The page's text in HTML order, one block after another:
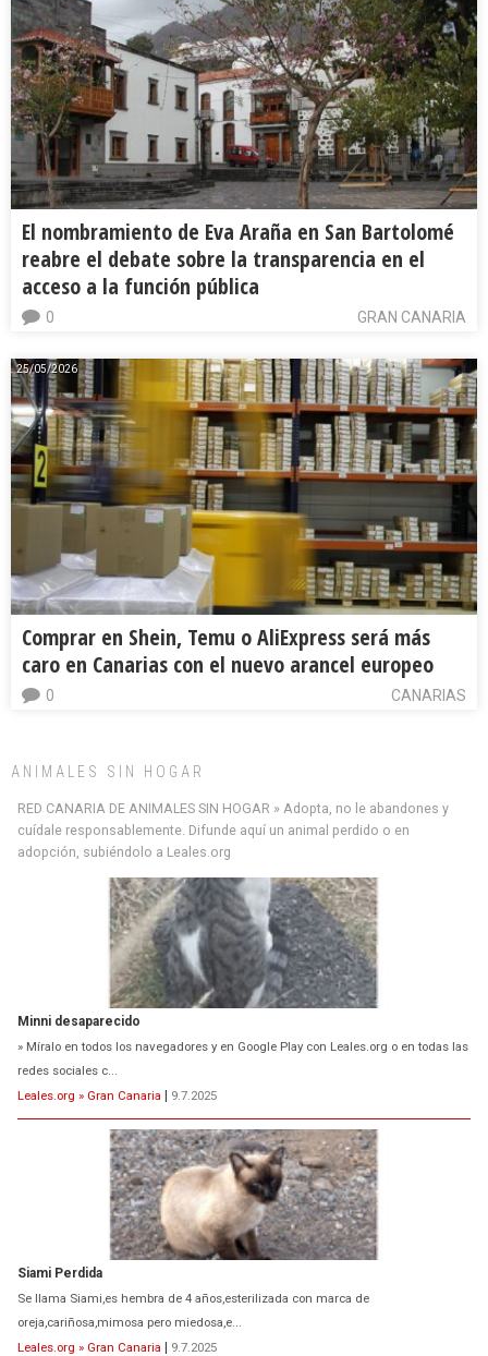
El nombramiento de Eva Araña en San Bartolomé
reabre el debate sobre la transparencia en el
acceso a la función pública
GRAN CANARIA
0
25/05/2026
Comprar en Shein, Temu o AliExpress será más
caro en Canarias con el nuevo arancel europeo
CANARIAS
0
ANIMALES SIN HOGAR
RED CANARIA DE ANIMALES SIN HOGAR » Adopta, no le abandones y
cuídale responsablemente. Difunde aquí un animal perdido o en
adopción, subiéndolo a Leales.org
Minni desaparecido
» Míralo en todos los navegadores y en Google Play con Leales.org o en todas las
redes sociales c...
Leales.org » Gran Canaria | 9.7.2025
Siami Perdida
Se llama Siami,es hembra de 4 años,esterilizada con marca de
oreja,cariñosa,mimosa pero miedosa,e...
Leales.org » Gran Canaria | 9.7.2025